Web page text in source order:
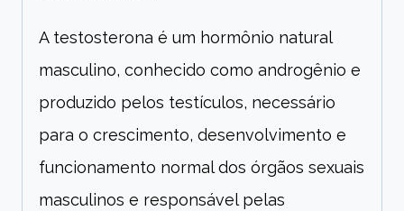
A testosterona é um hormônio natural
masculino, conhecido como androgênio e
produzido pelos testículos, necessário
para o crescimento, desenvolvimento e
funcionamento normal dos órgãos sexuais
masculinos e responsável pelas